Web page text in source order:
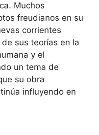
Muchos
freudianos en su
corrientes
sus teorías en la
y el
un tema de
su obra
influyendo en